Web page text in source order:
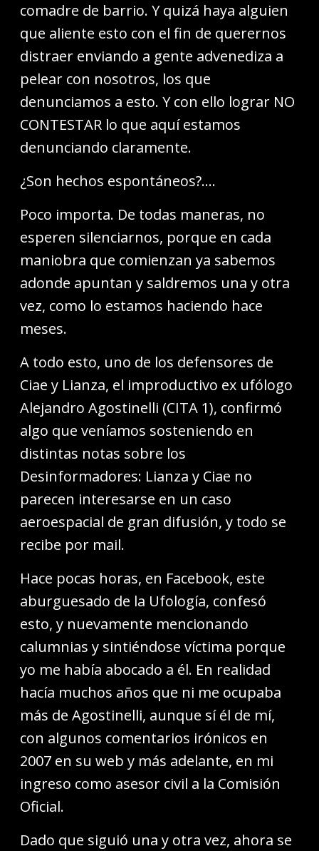
comadre de barrio. Y quizá haya alguien
que aliente esto con el fin de querernos
distraer enviando a gente advenediza a
pelear con nosotros, los que
denunciamos a esto. Y con ello lograr NO
CONTESTAR lo que aquí estamos
denunciando claramente.
¿Son hechos espontáneos?….
Poco importa. De todas maneras, no
esperen silenciarnos, porque en cada
maniobra que comienzan ya sabemos
adonde apuntan y saldremos una y otra
vez, como lo estamos haciendo hace
meses.
A todo esto, uno de los defensores de
Ciae y Lianza, el improductivo ex ufólogo
Alejandro Agostinelli (CITA 1), confirmó
algo que veníamos sosteniendo en
distintas notas sobre los
Desinformadores: Lianza y Ciae no
parecen interesarse en un caso
aeroespacial de gran difusión, y todo se
recibe por mail.
Hace pocas horas, en Facebook, este
aburguesado de la Ufología, confesó
esto, y nuevamente mencionando
calumnias y sintiéndose víctima porque
yo me había abocado a él. En realidad
hacía muchos años que ni me ocupaba
más de Agostinelli, aunque sí él de mí,
con algunos comentarios irónicos en
2007 en su web y más adelante, en mi
ingreso como asesor civil a la Comisión
Oficial.
Dado que siguió una y otra vez, ahora se